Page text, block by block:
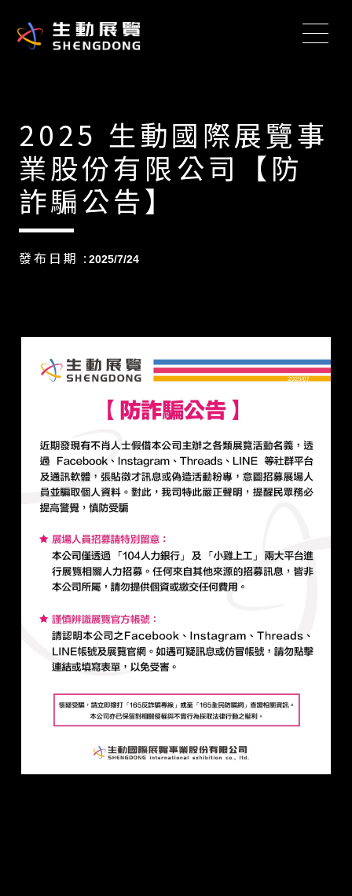
2025 生動國際展覽事
業股份有限公司【防
詐騙公告】
發布日期 :2025/7/24